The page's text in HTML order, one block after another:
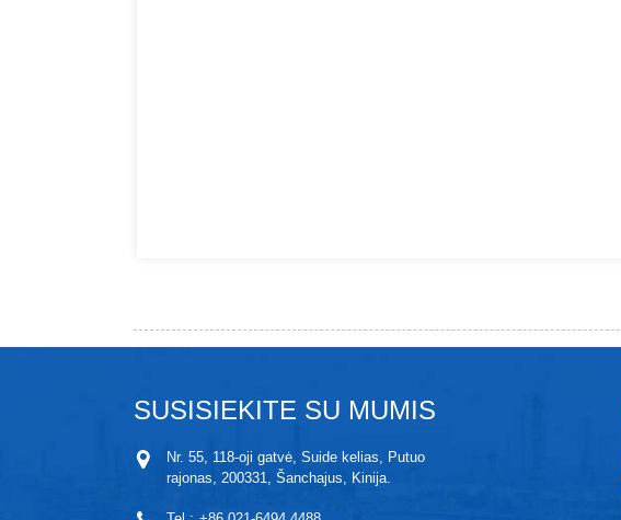
SUSISIEKITE SU MUMIS
Nr. 55, 118-oji gatvė, Suide kelias, Putuo
rajonas, 200331, Šanchajus, Kinija.